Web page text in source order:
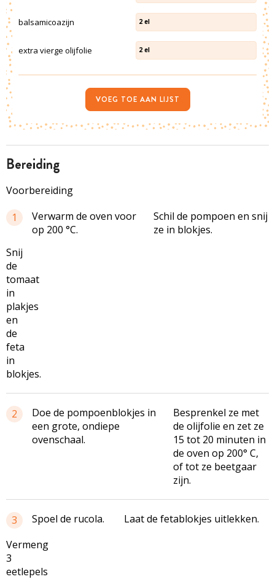
bereiding
Voorbereiding
1
Verwarm de oven voor
op 200 °C.
Schil de pompoen en snij
ze in blokjes.
Snij
de
tomaat
in
plakjes
en
de
feta
in
blokjes.
2
Doe de pompoenblokjes in
een grote, ondiepe
ovenschaal.
Besprenkel ze met
de olijfolie en zet ze
15 tot 20 minuten in
de oven op 200° C,
of tot ze beetgaar
zijn.
3 Spoel de rucola.
Laat de fetablokjes uitlekken.
Vermeng
3
eetlepels
balsamicoazijn 2 el
extra vierge olijfolie 2 el
VOEG TOE AAN LIJST